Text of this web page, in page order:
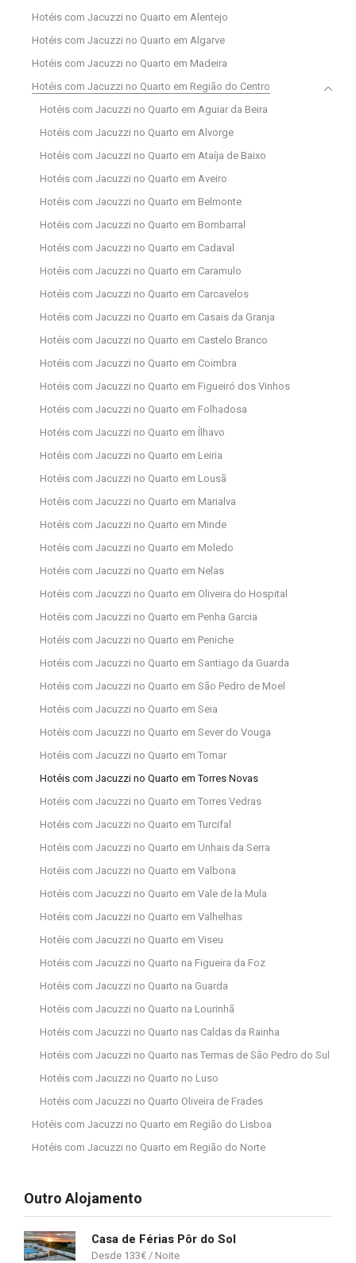
Hotéis com Jacuzzi no Quarto em Alentejo
Hotéis com Jacuzzi no Quarto em Algarve
Hotéis com Jacuzzi no Quarto em Madeira
Hotéis com Jacuzzi no Quarto em Região do Centro
Hotéis com Jacuzzi no Quarto em Aguiar da Beira
Hotéis com Jacuzzi no Quarto em Alvorge
Hotéis com Jacuzzi no Quarto em Ataíja de Baixo
Hotéis com Jacuzzi no Quarto em Aveiro
Hotéis com Jacuzzi no Quarto em Belmonte
Hotéis com Jacuzzi no Quarto em Bombarral
Hotéis com Jacuzzi no Quarto em Cadaval
Hotéis com Jacuzzi no Quarto em Caramulo
Hotéis com Jacuzzi no Quarto em Carcavelos
Hotéis com Jacuzzi no Quarto em Casais da Granja
Hotéis com Jacuzzi no Quarto em Castelo Branco
Hotéis com Jacuzzi no Quarto em Coimbra
Hotéis com Jacuzzi no Quarto em Figueiró dos Vinhos
Hotéis com Jacuzzi no Quarto em Folhadosa
Hotéis com Jacuzzi no Quarto em Ílhavo
Hotéis com Jacuzzi no Quarto em Leiria
Hotéis com Jacuzzi no Quarto em Lousã
Hotéis com Jacuzzi no Quarto em Marialva
Hotéis com Jacuzzi no Quarto em Minde
Hotéis com Jacuzzi no Quarto em Moledo
Hotéis com Jacuzzi no Quarto em Nelas
Hotéis com Jacuzzi no Quarto em Oliveira do Hospital
Hotéis com Jacuzzi no Quarto em Penha Garcia
Hotéis com Jacuzzi no Quarto em Peniche
Hotéis com Jacuzzi no Quarto em Santiago da Guarda
Hotéis com Jacuzzi no Quarto em São Pedro de Moel
Hotéis com Jacuzzi no Quarto em Seia
Hotéis com Jacuzzi no Quarto em Sever do Vouga
Hotéis com Jacuzzi no Quarto em Tomar
Hotéis com Jacuzzi no Quarto em Torres Novas
Hotéis com Jacuzzi no Quarto em Torres Vedras
Hotéis com Jacuzzi no Quarto em Turcifal
Hotéis com Jacuzzi no Quarto em Unhais da Serra
Hotéis com Jacuzzi no Quarto em Valbona
Hotéis com Jacuzzi no Quarto em Vale de la Mula
Hotéis com Jacuzzi no Quarto em Valhelhas
Hotéis com Jacuzzi no Quarto em Viseu
Hotéis com Jacuzzi no Quarto na Figueira da Foz
Hotéis com Jacuzzi no Quarto na Guarda
Hotéis com Jacuzzi no Quarto na Lourinhã
Hotéis com Jacuzzi no Quarto nas Caldas da Rainha
Hotéis com Jacuzzi no Quarto nas Termas de São Pedro do Sul
Hotéis com Jacuzzi no Quarto no Luso
Hotéis com Jacuzzi no Quarto Oliveira de Frades
Hotéis com Jacuzzi no Quarto em Região do Lisboa
Hotéis com Jacuzzi no Quarto em Região do Norte
Outro Alojamento
Casa de Férias Pôr do Sol
133€